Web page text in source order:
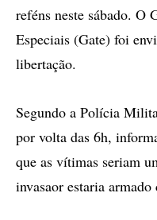
reféns neste sábado. O
Especiais (Gate) foi
libertação.
Segundo a Polícia
por volta das 6h,
que as vítimas seriam
invasaor estaria